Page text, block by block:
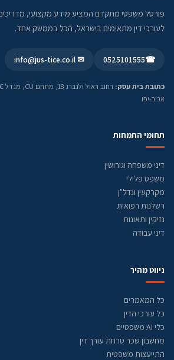
פורטל משפטי מתקדם המציע מידע מקצועי, מדריכים,
לעורכי דין מתאימים בישראל, הכל בממשק אחד.
☎
0525101555
✉ info@jus-tice.co.il
כתובת בית עסק:
אביב-יפו
תחומי התמחות
דיני משפחה וגירושין
משפט פלילי
מקרקעין ונדל"ן
רשלנות רפואית
נזיקין ותאונות
דיני עבודה
ניווט מהיר
כל המאמרים
כל עורכי הדין
כלי AI משפטיים
מחשבון שכר טרחת עורך דין
התייעצות משפטית